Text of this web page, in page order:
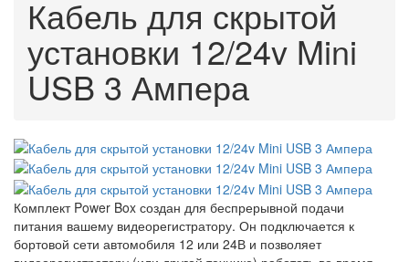
Кабель для скрытой
установки 12/24v Mini
USB 3 Ампера
Комплект Power Box создан для беспрерывной подачи
питания вашему видеорегистратору. Он подключается к
бортовой сети автомобиля 12 или 24В и позволяет